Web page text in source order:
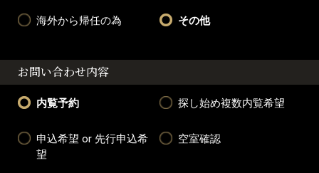
海外から帰任の為 その他
お問い合わせ内容
内覧予約 探し始め複数内覧希望
申込希望 or 先行申込希
望
空室確認